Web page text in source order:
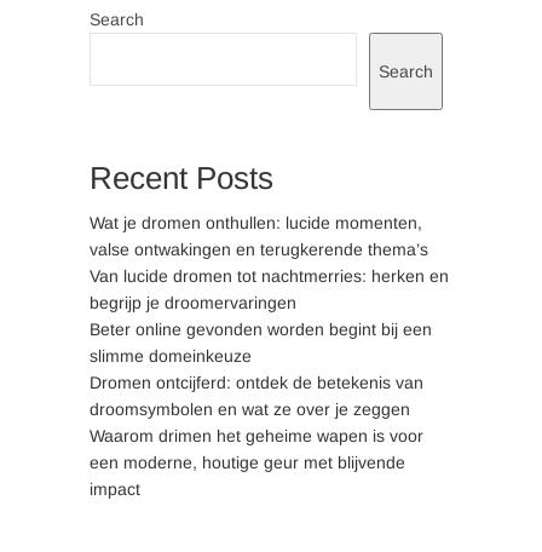
Search
Search
Recent Posts
Wat je dromen onthullen: lucide momenten,
valse ontwakingen en terugkerende thema’s
Van lucide dromen tot nachtmerries: herken en
begrijp je droomervaringen
Beter online gevonden worden begint bij een
slimme domeinkeuze
Dromen ontcijferd: ontdek de betekenis van
droomsymbolen en wat ze over je zeggen
Waarom drimen het geheime wapen is voor
een moderne, houtige geur met blijvende
impact